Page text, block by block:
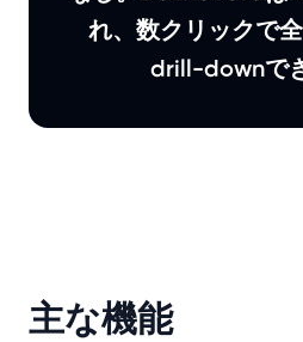
れ、数クリックで
drill-downで
主な機能